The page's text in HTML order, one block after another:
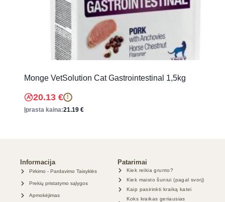
Monge VetSolution Cat Gastrointestinal 1,5kg
20.13 € !
Įprasta kaina:21.19 €
Informacija
Pirkimo - Pardavimo Taisyklės
Prekių pristatymo sąlygos
Apmokėjimas
Patarimai
Kiek reikia grunto?
Kiek maisto šuniui (pagal svorį)
Kaip pasirinkti kraiką katei
Koks kraikas geriausias